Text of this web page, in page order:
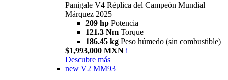
Panigale V4 Réplica del Campeón Mundial
Márquez 2025
209 hp Potencia
121.3 Nm Torque
186.45 kg Peso húmedo (sin combustible)
$1,993,000 MXN i
Descubre más
new V2 MM93